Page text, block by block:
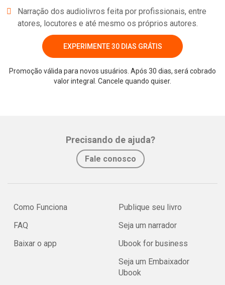
Narração dos audiolivros feita por profissionais, entre
atores, locutores e até mesmo os próprios autores.
EXPERIMENTE 30 DIAS GRÁTIS
Promoção válida para novos usuários. Após 30 dias, será cobrado
valor integral. Cancele quando quiser.
Precisando de ajuda?
Fale conosco
Como Funciona
FAQ
Baixar o app
Publique seu livro
Seja um narrador
Ubook for business
Seja um Embaixador
Ubook